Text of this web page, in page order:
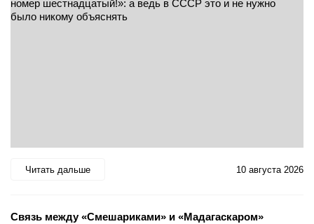
Читать дальше 10 августа 2026
Связь между «Смешариками» и «Мадагаскаром»